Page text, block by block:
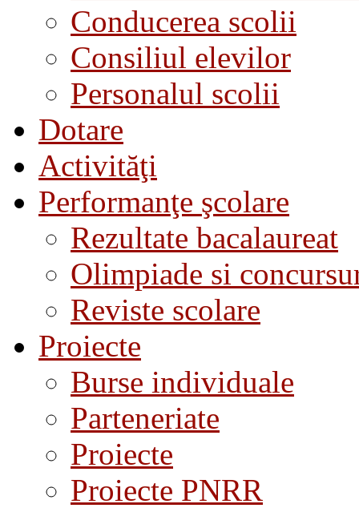
Conducerea scolii
Consiliul elevilor
Personalul scolii
Dotare
Activităţi
Performanţe şcolare
Rezultate bacalaureat
Olimpiade si
Reviste scolare
Proiecte
Burse individuale
Parteneriate
Proiecte
Proiecte PNRR